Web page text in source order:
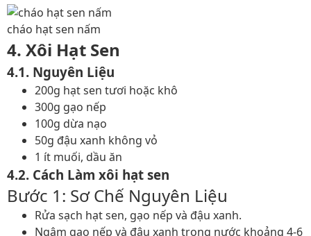
cháo hạt sen nấm
4. Xôi Hạt Sen
4.1. Nguyên Liệu
200g hạt sen tươi hoặc khô
300g gạo nếp
100g dừa nạo
50g đậu xanh không vỏ
1 ít muối, dầu ăn
4.2. Cách Làm xôi hạt sen
Bước 1: Sơ Chế Nguyên Liệu
Rửa sạch hạt sen, gạo nếp và đậu xanh.
Ngâm gạo nếp và đậu xanh trong nước khoảng 4-6